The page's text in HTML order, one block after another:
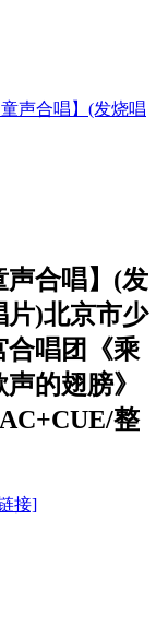
童声合唱】(发烧唱
声合唱】(发
片)北京市少
合唱团《乘
的翅膀》
整
接]